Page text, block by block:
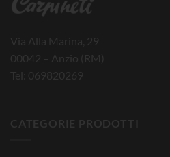
Via Alla Marina, 29
00042 – Anzio (RM)
Tel: 069820269
CATEGORIE PRODOTTI